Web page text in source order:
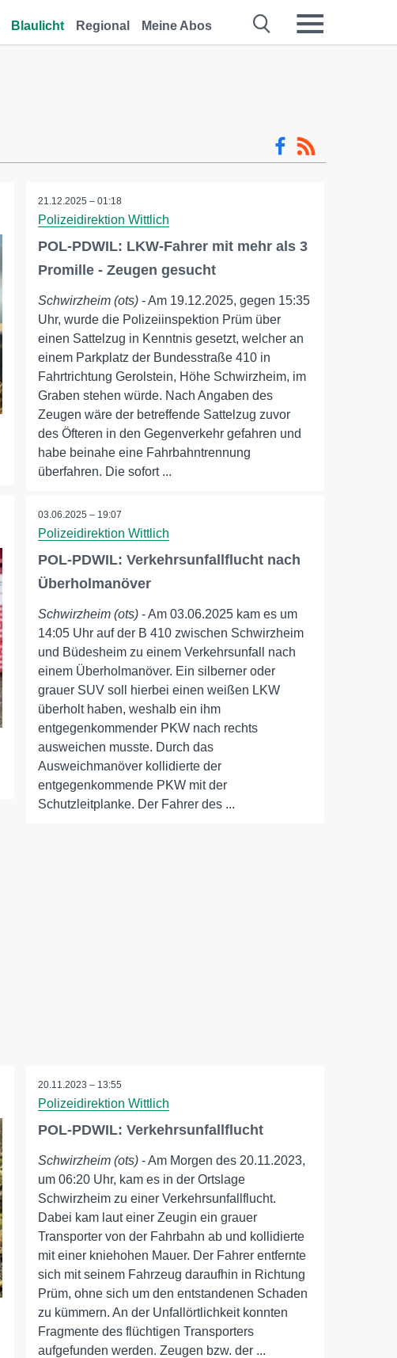
Blaulicht Regional Meine Abos
21.12.2025 – 01:18
Polizeidirektion Wittlich
POL-PDWIL: LKW-Fahrer mit mehr als 3
Promille - Zeugen gesucht
Schwirzheim (ots) - Am 19.12.2025, gegen 15:35
Uhr, wurde die Polizeiinspektion Prüm über
einen Sattelzug in Kenntnis gesetzt, welcher an
einem Parkplatz der Bundesstraße 410 in
Fahrtrichtung Gerolstein, Höhe Schwirzheim, im
Graben stehen würde. Nach Angaben des
Zeugen wäre der betreffende Sattelzug zuvor
des Öfteren in den Gegenverkehr gefahren und
habe beinahe eine Fahrbahntrennung
überfahren. Die sofort ...
03.06.2025 – 19:07
Polizeidirektion Wittlich
POL-PDWIL: Verkehrsunfallflucht nach
Überholmanöver
Schwirzheim (ots) - Am 03.06.2025 kam es um
14:05 Uhr auf der B 410 zwischen Schwirzheim
und Büdesheim zu einem Verkehrsunfall nach
einem Überholmanöver. Ein silberner oder
grauer SUV soll hierbei einen weißen LKW
überholt haben, weshalb ein ihm
entgegenkommender PKW nach rechts
ausweichen musste. Durch das
Ausweichmanöver kollidierte der
entgegenkommende PKW mit der
Schutzleitplanke. Der Fahrer des ...
20.11.2023 – 13:55
Polizeidirektion Wittlich
POL-PDWIL: Verkehrsunfallflucht
Schwirzheim (ots) - Am Morgen des 20.11.2023,
um 06:20 Uhr, kam es in der Ortslage
Schwirzheim zu einer Verkehrsunfallflucht.
Dabei kam laut einer Zeugin ein grauer
Transporter von der Fahrbahn ab und kollidierte
mit einer kniehohen Mauer. Der Fahrer entfernte
sich mit seinem Fahrzeug daraufhin in Richtung
Prüm, ohne sich um den entstandenen Schaden
zu kümmern. An der Unfallörtlichkeit konnten
Fragmente des flüchtigen Transporters
aufgefunden werden. Zeugen bzw. der ...